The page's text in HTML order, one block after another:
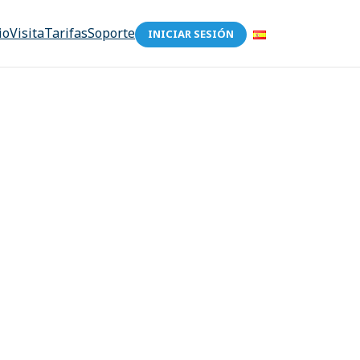
VisitaTarifasSoporte INICIAR SESIÓN